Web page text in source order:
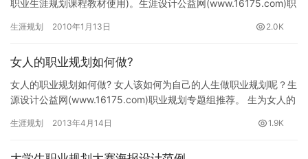
职业生涯规划课程教材使用)。生涯设计公益网(www.16175.com)职
生涯规划 2010年1月13日 2.0K
女人的职业规划如何做?
女人的职业规划如何做? 女人该如何为自己的人生做职业规划呢？生
源设计公益网(www.16175.com)职业规划专题组推荐。 生为女人的
生涯规划 2013年4月14日 1.9K